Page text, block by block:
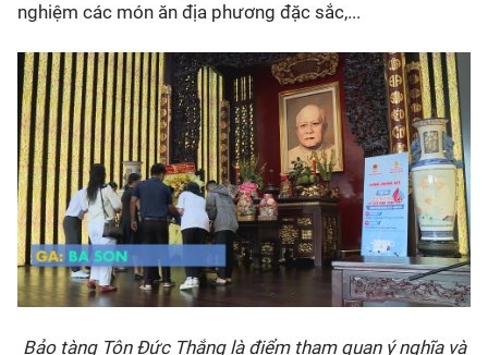
nghiệm các món ăn địa phương đặc sắc,...
Bảo tàng Tôn Đức Thắng là điểm tham quan ý nghĩa và